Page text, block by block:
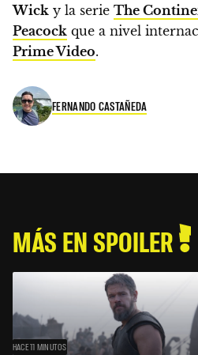
Wick y la serie The
Peacock que a nivel
Prime Video.
FERNANDO CASTAÑEDA
MÁS EN SPOILER
HACE 11 MINUTOS